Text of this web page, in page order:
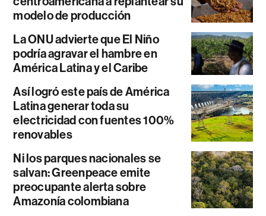
modelo de producción
La ONU advierte que El Niño
podría agravar el hambre en
América Latina y el Caribe
Así logró este país de América
Latina generar toda su
electricidad con fuentes 100%
renovables
Ni los parques nacionales se
salvan: Greenpeace emite
preocupante alerta sobre
Amazonía colombiana